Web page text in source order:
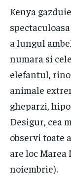
Kenya
a lungul
numara si
elefantul,
animale
gheparzi,
Desigur, cea
observi toate
are loc
noiembrie).